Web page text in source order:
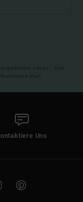
haben - Alle
Mail
Uns